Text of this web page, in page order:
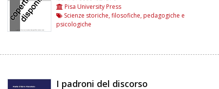
Pisa University Press
Scienze storiche, filosofiche, pedagogiche e
psicologiche
I padroni del discorso